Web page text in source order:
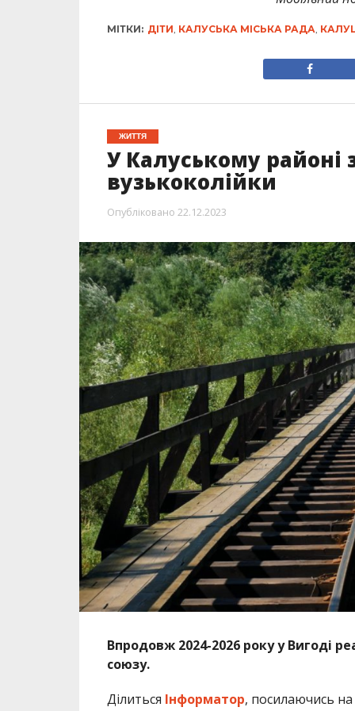
МІТКИ: ДІТИ КАЛУСЬКА МІСЬКА РАДА
ЖИТТЯ
У Калуському районі
вузькоколійки
Опубліковано 22.12.2023
Впродовж 2024-2026 року у Вигоді
союзу.
Ділиться Інформатор, посилаючись на